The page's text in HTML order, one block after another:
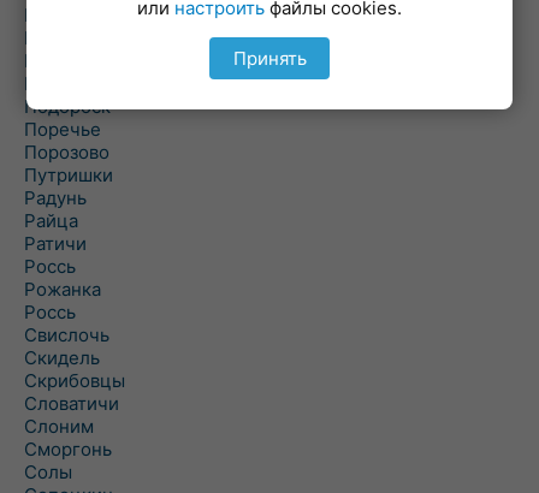
Погородно
Пограничный
Подлабенье
Подольцы
Подороск
Поречье
Порозово
Путришки
Радунь
Райца
Ратичи
Роcсь
Рожанка
Россь
Свислочь
Скидель
Скрибовцы
Словатичи
Слоним
Сморгонь
Солы
или настроить файлы cookies.
Принять